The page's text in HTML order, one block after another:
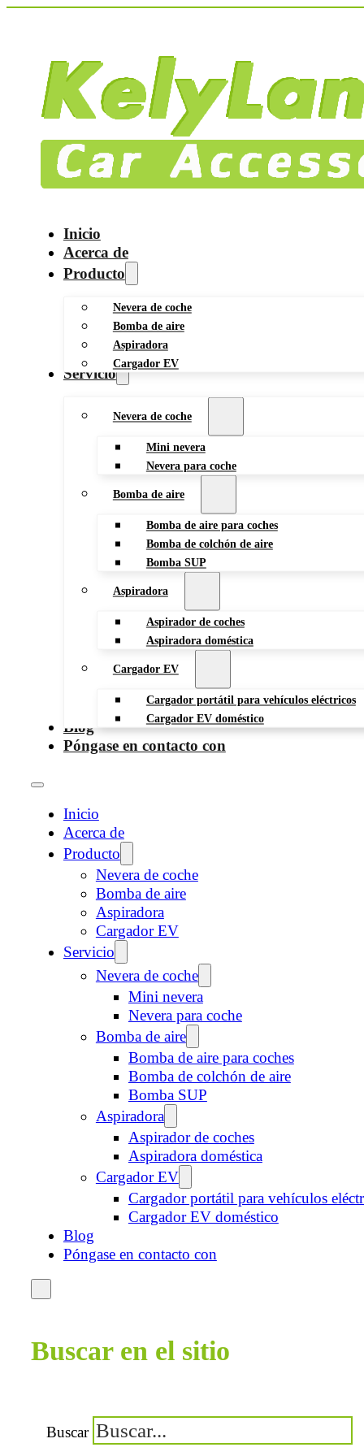
Inicio
Acerca de
Producto
Nevera de coche
Bomba de aire
Aspiradora
Cargador EV
Servicio
Nevera de coche
Mini nevera
Nevera para coche
Bomba de aire
Bomba de aire para coches
Bomba de colchón de aire
Bomba SUP
Aspiradora
Aspirador de coches
Aspiradora doméstica
Cargador EV
Cargador portátil para vehículos eléctricos
Cargador EV doméstico
Blog
Póngase en contacto con
Inicio
Acerca de
Producto
Nevera de coche
Bomba de aire
Aspiradora
Cargador EV
Servicio
Nevera de coche
Mini nevera
Nevera para coche
Bomba de aire
Bomba de aire para coches
Bomba de colchón de aire
Bomba SUP
Aspiradora
Aspirador de coches
Aspiradora doméstica
Cargador EV
Cargador portátil para vehículos
Cargador EV doméstico
Blog
Póngase en contacto con
Buscar en el sitio
Buscar